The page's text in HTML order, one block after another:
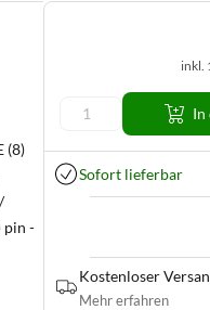
(8)
pin -
inkl.
In
Sofort lieferbar
Kostenloser
Mehr erfahren